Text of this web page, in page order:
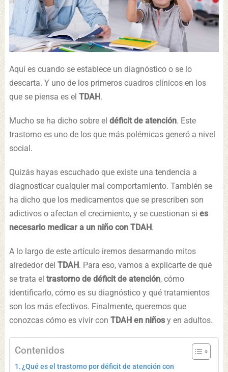
Aquí es cuando se establece un diagnóstico o se lo
descarta. Y uno de los primeros cuadros clínicos en los
que se piensa es el TDAH.
Mucho se ha dicho sobre el déficit de atención. Este
trastorno es uno de los que más polémicas generó a nivel
social.
Quizás hayas escuchado que existe una tendencia a
diagnosticar cualquier mal comportamiento. También se
ha dicho que los medicamentos que se prescriben son
adictivos o afectan el crecimiento, y se cuestionan si es
necesario medicar a un niño con TDAH.
A lo largo de este artículo iremos desarmando mitos
alrededor del TDAH. Para eso, vamos a explicarte de qué
se trata el trastorno de déficit de atención, cómo
identificarlo, cómo es su diagnóstico y qué tratamientos
son los más efectivos. Finalmente, queremos que
conozcas cómo es vivir con TDAH en niñosy en adultos.
Contenidos
¿Qué es el trastorno por déficit de atención con